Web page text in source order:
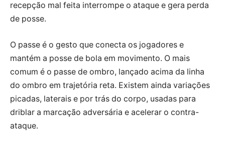
recepção mal feita interrompe o ataque e gera perda
de posse.
O passe é o gesto que conecta os jogadores e
mantém a posse de bola em movimento. O mais
comum é o passe de ombro, lançado acima da linha
do ombro em trajetória reta. Existem ainda variações
picadas, laterais e por trás do corpo, usadas para
driblar a marcação adversária e acelerar o contra-
ataque.